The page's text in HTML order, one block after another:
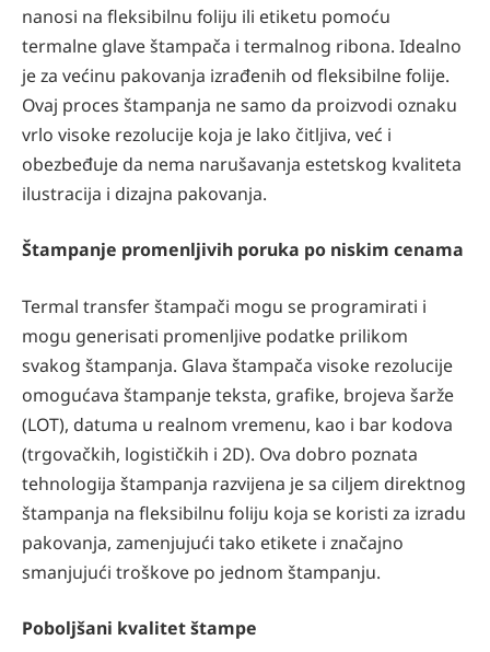
nanosi na fleksibilnu foliju ili etiketu pomoću
termalne glave štampača i termalnog ribona. Idealno
je za većinu pakovanja izrađenih od fleksibilne folije.
Ovaj proces štampanja ne samo da proizvodi oznaku
vrlo visoke rezolucije koja je lako čitljiva, već i
obezbeđuje da nema narušavanja estetskog kvaliteta
ilustracija i dizajna pakovanja.
Štampanje promenljivih poruka po niskim cenama
Termal transfer štampači mogu se programirati i
mogu generisati promenljive podatke prilikom
svakog štampanja. Glava štampača visoke rezolucije
omogućava štampanje teksta, grafike, brojeva šarže
(LOT), datuma u realnom vremenu, kao i bar kodova
(trgovačkih, logističkih i 2D). Ova dobro poznata
tehnologija štampanja razvijena je sa ciljem direktnog
štampanja na fleksibilnu foliju koja se koristi za izradu
pakovanja, zamenjujući tako etikete i značajno
smanjujući troškove po jednom štampanju.
Poboljšani kvalitet štampe